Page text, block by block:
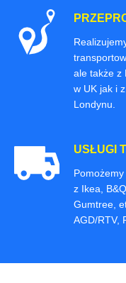
ale także z
w UK jak i
Londynu.
USŁUGI
z Ikea,
Gumtree,
AGD/RTV,